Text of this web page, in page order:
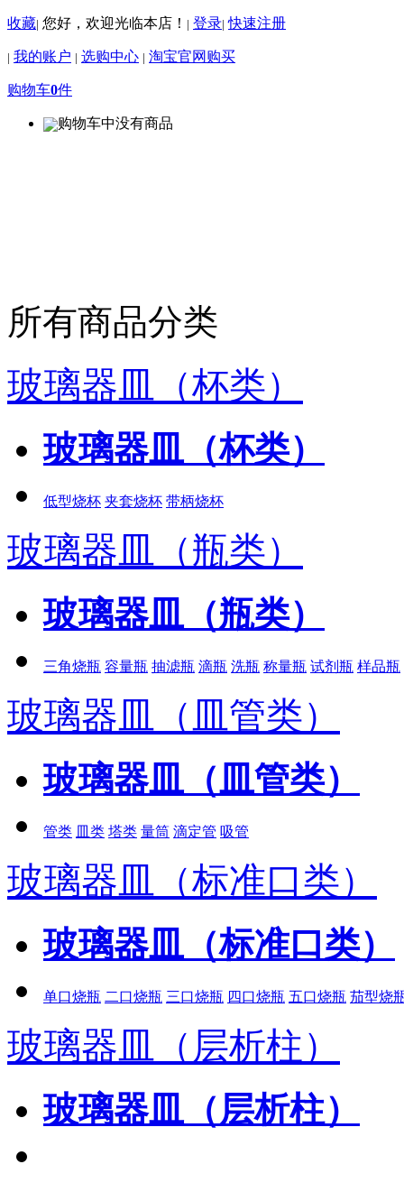
收藏| 您好，欢迎光临本店！ | 登录| 快速注册
| 我的账户 | 选购中心 | 淘宝官网购买
购物车0件
购物车中没有商品
所有商品分类
玻璃器皿（杯类）
玻璃器皿（杯类）
低型烧杯 夹套烧杯 带柄烧杯
玻璃器皿（瓶类）
玻璃器皿（瓶类）
三角烧瓶 容量瓶 抽滤瓶 滴瓶 洗瓶 称量瓶 试剂瓶 样品瓶
玻璃器皿（皿管类）
玻璃器皿（皿管类）
管类 皿类 塔类 量筒 滴定管 吸管
玻璃器皿（标准口类）
玻璃器皿（标准口类）
单口烧瓶 二口烧瓶 三口烧瓶 四口烧瓶 五口烧瓶 茄型烧
玻璃器皿（层析柱）
玻璃器皿（层析柱）